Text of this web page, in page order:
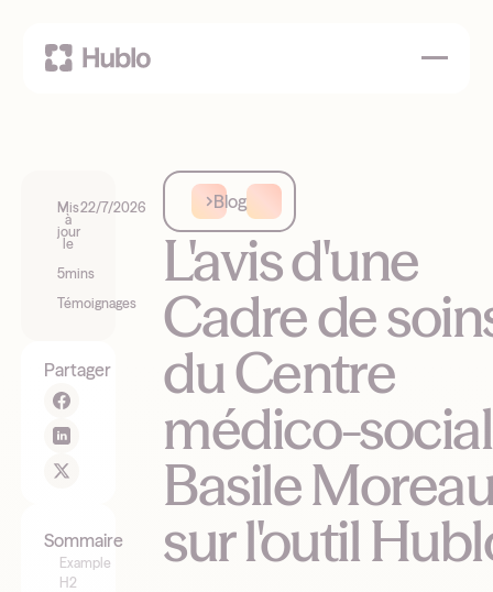
Mis
à
jour
le
22/7/2026
5mins
Témoignages
Partager
Sommaire
Example
H2
Blog
L'avis d'une
Cadre de
du Centre
médico-social
Basile
sur l'outil